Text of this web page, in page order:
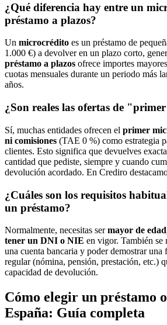
¿Qué diferencia hay entre un
préstamo a plazos?
Un microcrédito es un préstamo de
1.000 €) a devolver en un plazo corto,
préstamo a plazos ofrece importes
cuotas mensuales durante un periodo más
años.
¿Son reales las ofertas de
Sí, muchas entidades ofrecen el primer
ni comisiones (TAE 0 %) como estrategia
clientes. Esto significa que devuelves
cantidad que pediste, siempre y cuando
devolución acordado. En Crediro
¿Cuáles son los requisitos
un préstamo?
Normalmente, necesitas sermayor de
tener un DNI o NIE en vigor. También se
una cuenta bancaria y poder demostrar una
regular (nómina, pensión, prestación, etc.)
capacidad de devolución.
Cómo elegir un préstamo
España: Guía completa